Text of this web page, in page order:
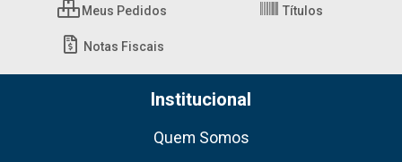
Meus Pedidos Títulos
Notas Fiscais
Institucional
Quem Somos